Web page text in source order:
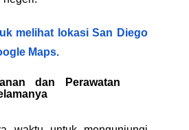
melihat lokasi San Diego
Maps.
dan Perawatan